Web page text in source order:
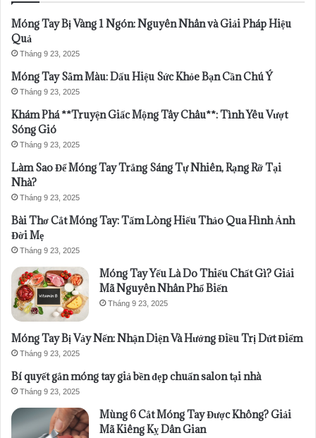
Móng Tay Bị Vàng 1 Ngón: Nguyên Nhân và Giải Pháp Hiệu
Quả
Tháng 9 23, 2025
Móng Tay Sẫm Màu: Dấu Hiệu Sức Khỏe Bạn Cần Chú Ý
Tháng 9 23, 2025
Khám Phá **Truyện Giấc Mộng Tây Châu**: Tình Yêu Vượt
Sóng Gió
Tháng 9 23, 2025
Làm Sao Để Móng Tay Trắng Sáng Tự Nhiên, Rạng Rỡ Tại
Nhà?
Tháng 9 23, 2025
Bài Thơ Cắt Móng Tay: Tấm Lòng Hiếu Thảo Qua Hình Ảnh
Đời Mẹ
Tháng 9 23, 2025
Móng Tay Yếu Là Do Thiếu Chất Gì? Giải
Mã Nguyên Nhân Phổ Biến
Tháng 9 23, 2025
Móng Tay Bị Vảy Nến: Nhận Diện Và Hướng Điều Trị Dứt Điểm
Tháng 9 23, 2025
Bí quyết gắn móng tay giả bền đẹp chuẩn salon tại nhà
Tháng 9 23, 2025
Mùng 6 Cắt Móng Tay Được Không? Giải
Mã Kiêng Kỵ Dân Gian